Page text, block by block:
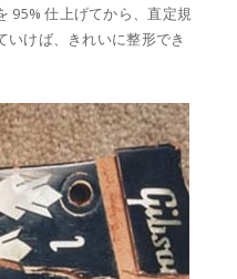
95% 仕上げてから、直定規
いけば、きれいに整形でき